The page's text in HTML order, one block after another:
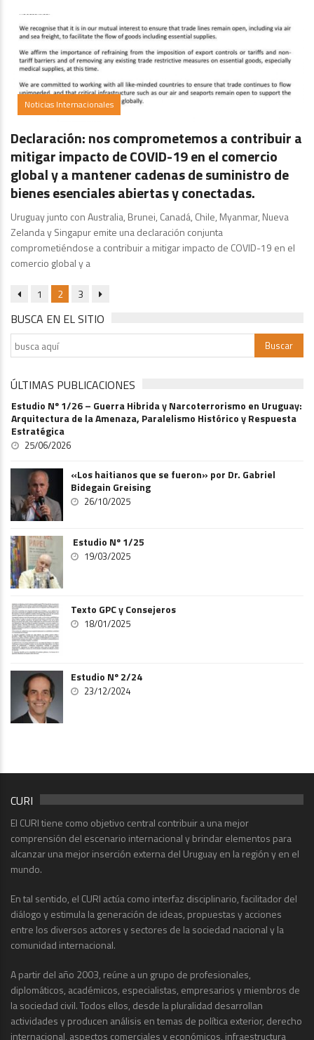
Noticias Internacionales
Declaración: nos comprometemos a contribuir a
mitigar impacto de COVID-19 en el comercio
global y a mantener cadenas de suministro de
bienes esenciales abiertas y conectadas.
Uruguay junto con Australia, Brunei, Canadá, Chile, Myanmar, Nueva
Zelanda y Singapur emite una declaración conjunta
comprometiéndose a contribuir a mitigar impacto de COVID-19 en el
comercio global y a
1 2 3
BUSCA EN EL SITIO
ÚLTIMAS PUBLICACIONES
Estudio Nº 1/26 – Guerra Hibrida y Narcoterrorismo en Uruguay:
Arquitectura de la Amenaza, Paralelismo Histórico y Respuesta
Estratégica
25/06/2026
«Los haitianos que se fueron» por Dr. Gabriel
Bidegain Greising
26/10/2025
Estudio Nº 1/25
19/03/2025
Texto GPC y Consejeros
18/01/2025
Estudio Nº 2/24
23/12/2024
CURI
El CURI tiene como objetivo central contribuir a una mejor
comprensión del escenario internacional y brindar elementos para
alcanzar una mejor inserción externa del Uruguay en la región y en el
mundo.
En tal sentido, el CURI actúa como interfaz disciplinario, facilitador del
diálogo y estimula la generación de ideas, propuestas y acciones
entre los diversos actores y sectores de la sociedad nacional y la
comunidad internacional.
A partir del año 2003, reúne a un grupo de profesionales,
diplomáticos, académicos, especialistas, empresarios y miembros de
la sociedad civil. Todos ellos, desde la pluralidad desarrollan
actividades y producen análisis en temas de política exterior, derecho
internacional, aspectos comerciales y económicos, infraestructura